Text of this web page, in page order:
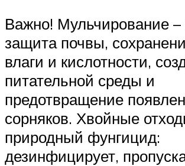
Важно! Мульчирование –
защита почвы,
влаги и кислотности,
питательной среды и
предотвращение
сорняков. Хвойные
природный фунгицид:
дезинфицирует,